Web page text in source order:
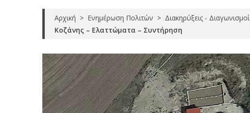
Αρχική > Ενημέρωση Πολιτών > Διακηρύξεις - Διαγωνισμοί
Κοζάνης – Ελαττώματα – Συντήρηση